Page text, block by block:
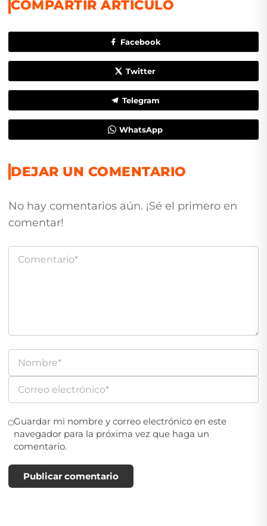
COMPARTIR ARTÍCULO
Facebook
Twitter
Telegram
WhatsApp
DEJAR UN COMENTARIO
No hay comentarios aún. ¡Sé el primero en
comentar!
Guardar mi nombre y correo electrónico en este
navegador para la próxima vez que haga un
comentario.
Publicar comentario